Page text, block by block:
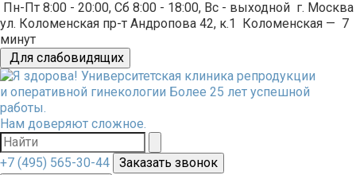
Пн-Пт 8:00 - 20:00, Сб 8:00 - 18:00, Вс - выходной г. Москва
ул. Коломенская пр-т Андропова 42, к.1 Коломенская — 7
минут
Для слабовидящих
Университетская клиника репродукции
и оперативной гинекологии Более 25 лет успешной
работы.
Нам доверяют сложное.
+7 (495) 565-30-44
Заказать звонок